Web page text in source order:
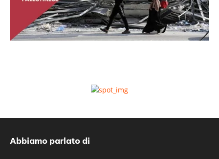
Abbiamo parlato di